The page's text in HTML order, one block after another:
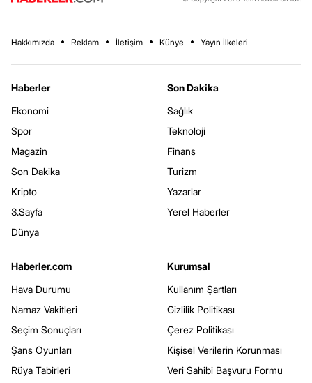
Hakkımızda Reklam İletişim Künye Yayın İlkeleri
Haberler
Ekonomi
Spor
Magazin
Son Dakika
Kripto
3.Sayfa
Dünya
Son Dakika
Sağlık
Teknoloji
Finans
Turizm
Yazarlar
Yerel Haberler
Haberler.com
Hava Durumu
Namaz Vakitleri
Seçim Sonuçları
Şans Oyunları
Rüya Tabirleri
Kurumsal
Kullanım Şartları
Gizlilik Politikası
Çerez Politikası
Kişisel Verilerin Korunması
Veri Sahibi Başvuru Formu